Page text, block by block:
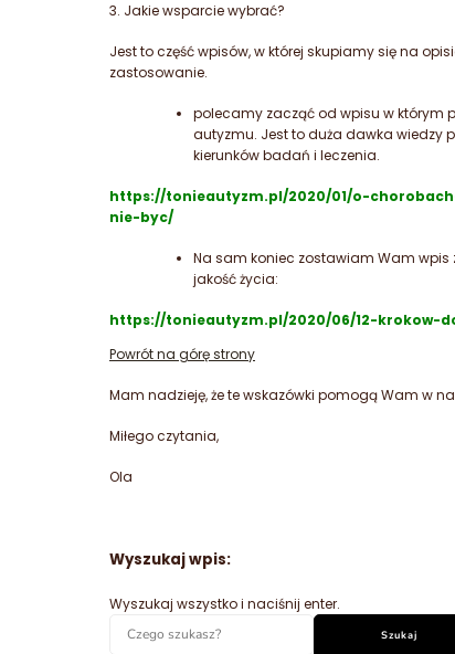
3. Jakie wsparcie wybrać?
Jest to część wpisów, w której skupiamy się na
zastosowanie.
polecamy zacząć od wpisu w którym
autyzmu. Jest to duża dawka wiedzy
kierunków badań i leczenia.
https://tonieautyzm.pl/2020/01/o-
nie-byc/
Na sam koniec zostawiam Wam wpis
jakość życia:
https://tonieautyzm.pl/2020/06/12-krokow-
Powrót na górę strony
Mam nadzieję, że te wskazówki pomogą Wam w
Miłego czytania,
Ola
Wyszukaj wpis:
Wyszukaj wszystko i naciśnij enter.